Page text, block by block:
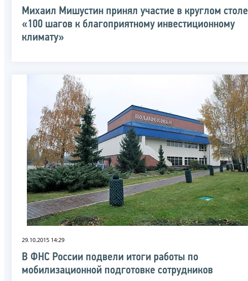
Михаил Мишустин принял участие в круглом столе
«100 шагов к благоприятному инвестиционному
климату»
29.10.2015 14:29
В ФНС России подвели итоги работы по
мобилизационной подготовке сотрудников